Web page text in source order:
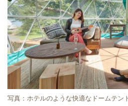
写真：ホテルのような快適なドームテン